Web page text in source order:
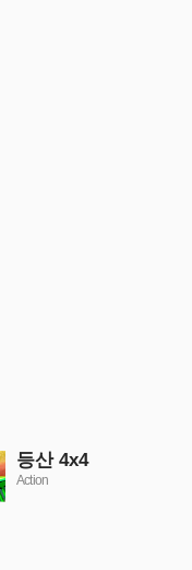
등산 4x4
Action